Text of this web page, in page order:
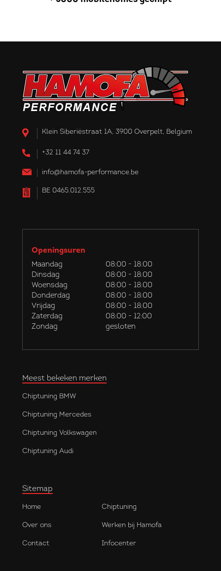
Klein Siberiëstraat 1A, 3900 Overpelt, Belgium
+32 11 44 74 37
info@hamofa-performance.be
BE 0465.012.555
Openingsuren
Maandag
08:00 - 18:00
Dinsdag
08:00 - 18:00
Woensdag
08:00 - 18:00
Donderdag
08:00 - 18:00
Vrijdag
08:00 - 18:00
Zaterdag
08:00 - 12:00
Zondag
gesloten
Meest bekeken merken
Chiptuning BMW
Chiptuning Mercedes
Chiptuning Volkswagen
Chiptuning Audi
Sitemap
Home Chiptuning
Over ons Werken bij Hamofa
Contact Infocenter